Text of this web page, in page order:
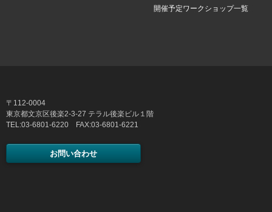
開催予定ワークショップ一覧
〒112-0004
東京都文京区後楽2-3-27 テラル後楽ビル１階
TEL:03-6801-6220 FAX:03-6801-6221
お問い合わせ